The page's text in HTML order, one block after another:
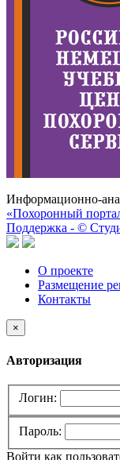
Информационно-
«Похоронный
Поддержка - ©
О проекте
Размещение
Контакты
×
Авторизация
Логин:
Пароль:
Войти как